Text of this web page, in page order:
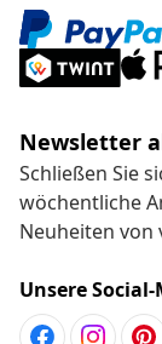
Newsletter
Schließen Sie
wöchentliche
Neuheiten von
Unsere